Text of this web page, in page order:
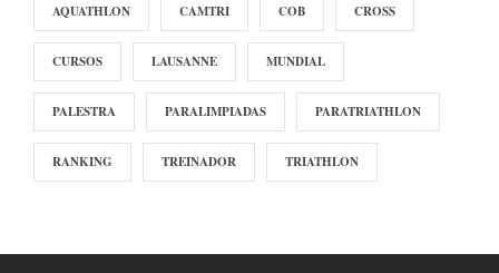
AQUATHLON CAMTRI COB CROSS
CURSOS LAUSANNE MUNDIAL
PALESTRA PARALIMPIADAS PARATRIATHLON
RANKING TREINADOR TRIATHLON